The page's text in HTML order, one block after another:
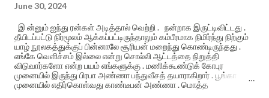
June 30, 2024
இ ன்னும் ஐந்து ரன்கள் அடித்தால் வெற்றி . நன்றாக இருட்டிவிட்டது .
தீயிடப்பட்டு நிர்மூலம் ஆக்கப்பட்டிருந்தாலும் கம்பீரமாக நிமிர்ந்து நிற்கும்
யாழ் நூலகத்துக்குப் பின்னாலே சூரியன் மறைந்து கொண்டிருந்தது .
எங்கே வெளிச்சம் இல்லை என்று சொல்லி ஆட்டத்தை நிறுத்தி
விடுவார்களோ என்ற பயம் எங்களுக்கு . மணிக்கூண்டுக் கோபுர
முனையில் இருந்து பிரபா அண்ணா பந்துவீசத் தயாராகிறார் . பூங்கா
முனையில் எதிர்கொள்வது காண்டீபன் அண்ணா . மொத்த